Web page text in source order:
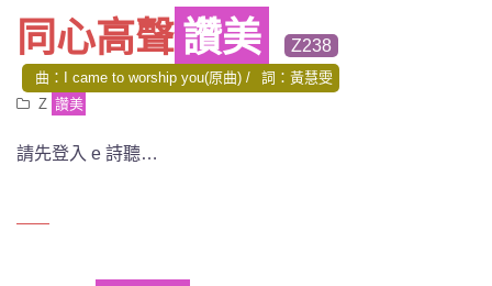
同心高聲讚美 Z238
曲：I came to worship you(原曲)
詞：黃慧雯
Z 讚美
請先登入 e 詩聽…